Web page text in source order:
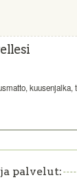
kuusenjalka,
palvelut: